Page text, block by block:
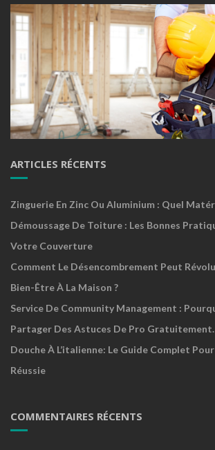
ARTICLES RÉCENTS
Zinguerie En Zinc Ou Aluminium : Quel
Démoussage De Toiture : Les Bonnes
Votre Couverture
Comment Le Désencombrement Peut
Bien-Être À La Maison ?
Service De Community Management :
Partager Des Astuces De Pro Gratuitement.
Douche À L’italienne: Le Guide Complet
Réussie
COMMENTAIRES RÉCENTS